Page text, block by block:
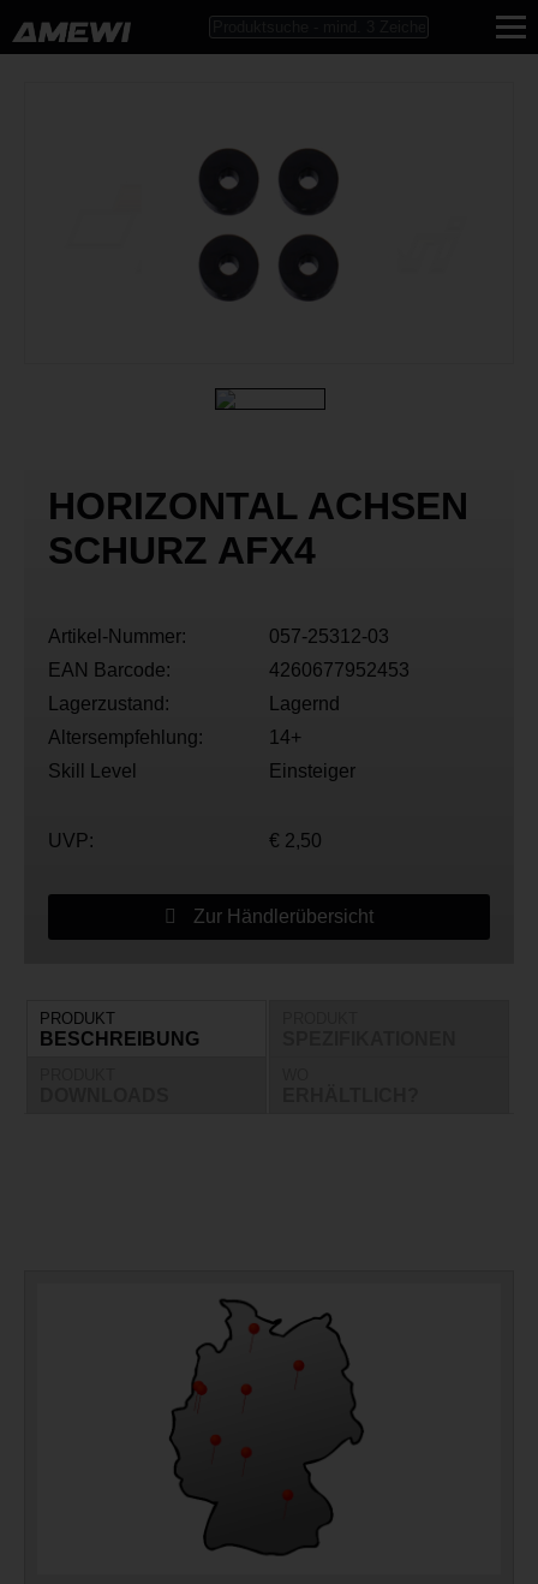
HORIZONTAL ACHSEN
SCHURZ AFX4
Artikel-Nummer:
057-25312-03
EAN Barcode:
4260677952453
Lagerzustand:
Lagernd
Altersempfehlung:
14+
Skill Level
Einsteiger
UVP: € 2,50
Zur Händlerübersicht
PRODUKT
BESCHREIBUNG